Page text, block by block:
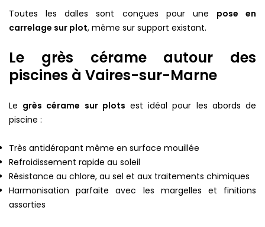
Toutes les dalles sont conçues pour une pose en
carrelage sur plot, même sur support existant.
Le grès cérame autour des
piscines à Vaires-sur-Marne
Le grès cérame sur plots est idéal pour les abords de
piscine :
Très antidérapant même en surface mouillée
Refroidissement rapide au soleil
Résistance au chlore, au sel et aux traitements chimiques
Harmonisation parfaite avec les margelles et finitions
assorties